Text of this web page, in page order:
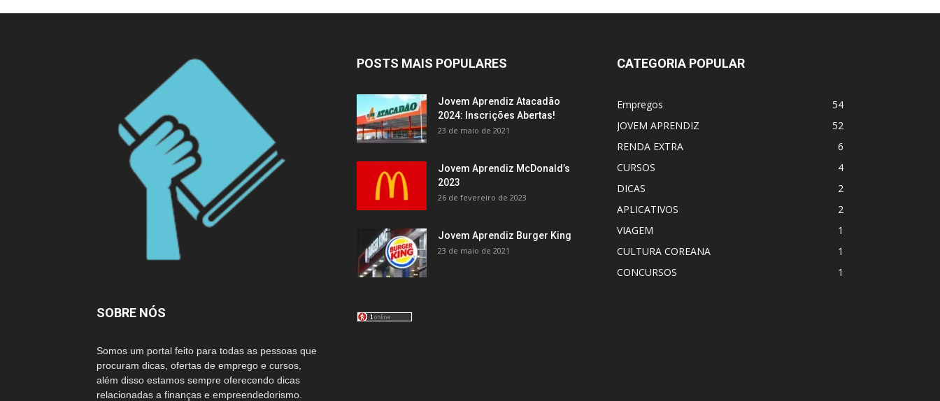
SOBRE NÓS
Somos um portal feito para todas as pessoas que
procuram dicas, ofertas de emprego e cursos,
além disso estamos sempre oferecendo dicas
relacionadas a finanças e empreendedorismo.
POSTS MAIS POPULARES
Jovem Aprendiz Atacadão
2024: Inscrições Abertas!
23 de maio de 2021
Jovem Aprendiz McDonald’s
2023
26 de fevereiro de 2023
Jovem Aprendiz Burger King
23 de maio de 2021
CATEGORIA POPULAR
Empregos
54
JOVEM APRENDIZ
52
RENDA EXTRA
6
CURSOS
4
DICAS
2
APLICATIVOS
2
VIAGEM
1
CULTURA COREANA
1
CONCURSOS
1